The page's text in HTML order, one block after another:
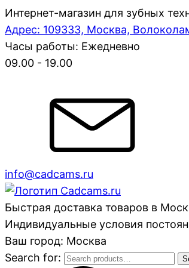
Интернет-магазин для зубных
Адрес: 109333, Москва,
Часы работы: Ежедневно
09.00 - 19.00
info@cadcams.ru
Быстрая доставка товаров в
Индивидуальные условия
Ваш город: Москва
Search for: